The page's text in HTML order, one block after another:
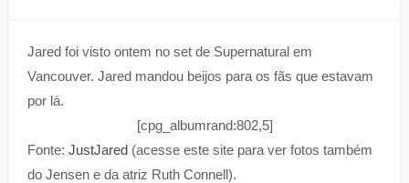
Jared foi visto ontem no set de Supernatural em
Vancouver. Jared mandou beijos para os fãs que estavam
por lá.
[cpg_albumrand:802,5]
Fonte: JustJared(acesse este site para ver fotos também
do Jensen e da atriz Ruth Connell).